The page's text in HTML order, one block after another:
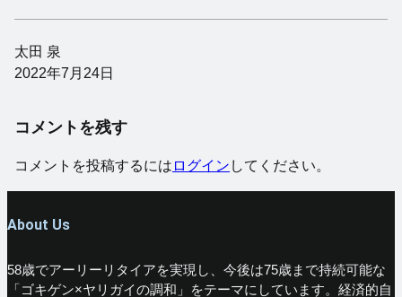
太田 泉
2022年7月24日
コメントを残す
コメントを投稿するには ログイン してください。
About Us
58歳でアーリーリタイアを実現し、今後は75歳まで持続可能な
「ゴキゲン×ヤリガイの調和」をテーマにしています。経済的自